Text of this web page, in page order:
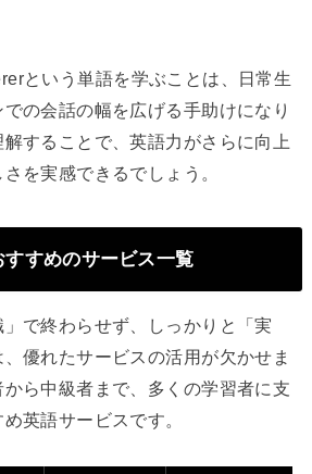
という単語を学ぶことは、日常生
の会話の幅を広げる手助けになり
することで、英語力がさらに向上
を実感できるでしょう。
すめのサービス一覧
で終わらせず、しっかりと「実
優れたサービスの活用が欠かせま
ら中級者まで、多くの学習者に支
英語サービスです。